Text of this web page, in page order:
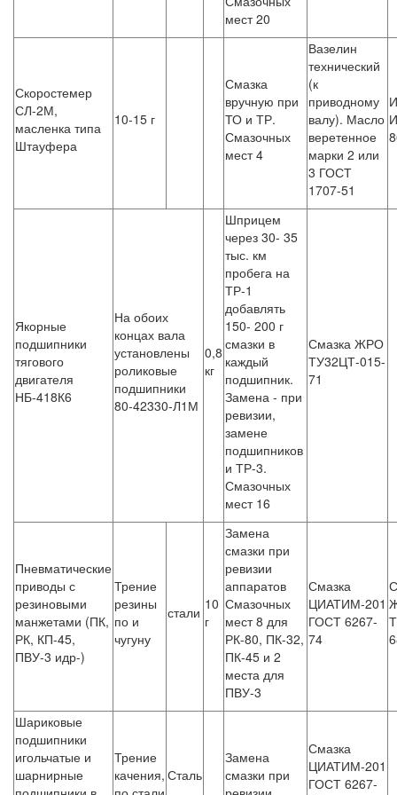
мест 20
Скоростемер
СЛ-2М,
масленка типа
Штауфера
10-15 г
Смазка
вручную при
ТО и ТР.
Смазочных
мест 4
Вазелин
технический
(к
приводному
валу). Масло
веретенное
марки 2 или
3 ГОСТ
1707-51
Якорные
подшипники
тягового
двигателя
НБ-418К6
На обоих
концах вала
установлены
роликовые
подшипники
80-42330-Л1М
0,8
кг
Шприцем
через 30- 35
тыс. км
пробега на
ТР-1
добавлять
150- 200 г
смазки в
каждый
подшипник.
Замена - при
ревизии,
замене
подшипников
и ТР-3.
Смазочных
мест 16
Смазка ЖРО
ТУ32ЦТ-015-
71
Пневматические
приводы с
резиновыми
манжетами (ПК,
РК, КП-45,
ПВУ-3 идр-)
Трение
резины
по и
чугуну
стали 10
г
Замена
смазки при
ревизии
аппаратов
Смазочных
мест 8 для
РК-80, ПК-32,
ПК-45 и 2
места для
ПВУ-3
Смазка
ЦИАТИМ-201
ГОСТ 6267-
74
Шариковые
подшипники
игольчатые и
шарнирные
Трение
качения, Сталь
Замена
смазки при
Смазка
ЦИАТИМ-201
ГОСТ 6267-